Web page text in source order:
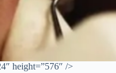
height=”576″ />